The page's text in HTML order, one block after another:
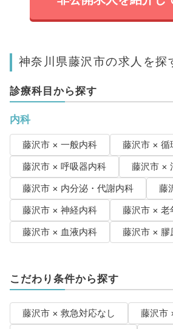
神奈川県藤沢市の求人を探
診療科目から探す
内科
藤沢市 × 一般内科
藤沢市 × 循
藤沢市 × 呼吸器内科
藤沢市 ×
藤沢市 × 内分泌・代謝内科
藤
藤沢市 × 神経内科
藤沢市 × 老
藤沢市 × 血液内科
藤沢市 × 膠
こだわり条件から探す
藤沢市 × 救急対応なし
藤沢市